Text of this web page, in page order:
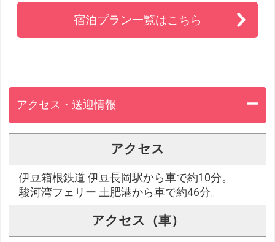
宿泊プラン一覧はこちら
アクセス・送迎情報
アクセス
伊豆箱根鉄道 伊豆長岡駅から車で約10分。
駿河湾フェリー 土肥港から車で約46分。
アクセス（車）